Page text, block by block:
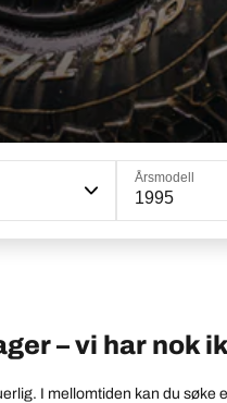
Årsmodell
1995
– vi har nok
I mellomtiden kan du